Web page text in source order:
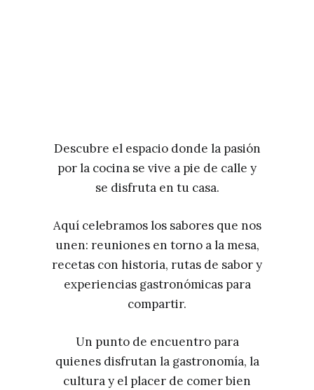
Descubre el espacio donde la pasión
por la cocina se vive a pie de calle y
se disfruta en tu casa.
Aquí celebramos los sabores que nos
unen: reuniones en torno a la mesa,
recetas con historia, rutas de sabor y
experiencias gastronómicas para
compartir.
Un punto de encuentro para
quienes disfrutan la gastronomía, la
cultura y el placer de comer bien